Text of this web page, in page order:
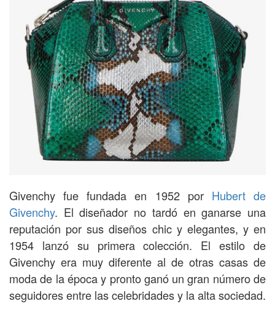
Givenchy fue fundada en 1952 por Hubert de
Givenchy. El diseñador no tardó en ganarse una
reputación por sus diseños chic y elegantes, y en
1954 lanzó su primera colección. El estilo de
Givenchy era muy diferente al de otras casas de
moda de la época y pronto ganó un gran número de
seguidores entre las celebridades y la alta sociedad.